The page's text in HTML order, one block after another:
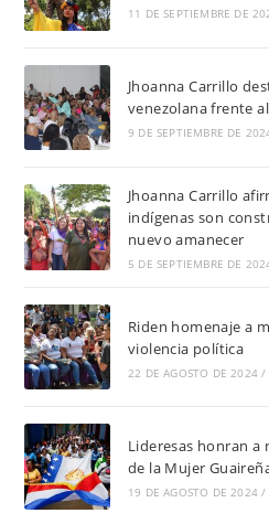
11 DE SEPTIEMBRE DE
Jhoanna Carrillo
venezolana frente
9 DE SEPTIEMBRE DE
Jhoanna Carrillo
indígenas son
nuevo amanecer
5 DE SEPTIEMBRE DE
Riden homenaje a
violencia política
22 DE AGOSTO DE 2024 /
Lideresas honran a
de la Mujer
19 DE AGOSTO DE 2024 /